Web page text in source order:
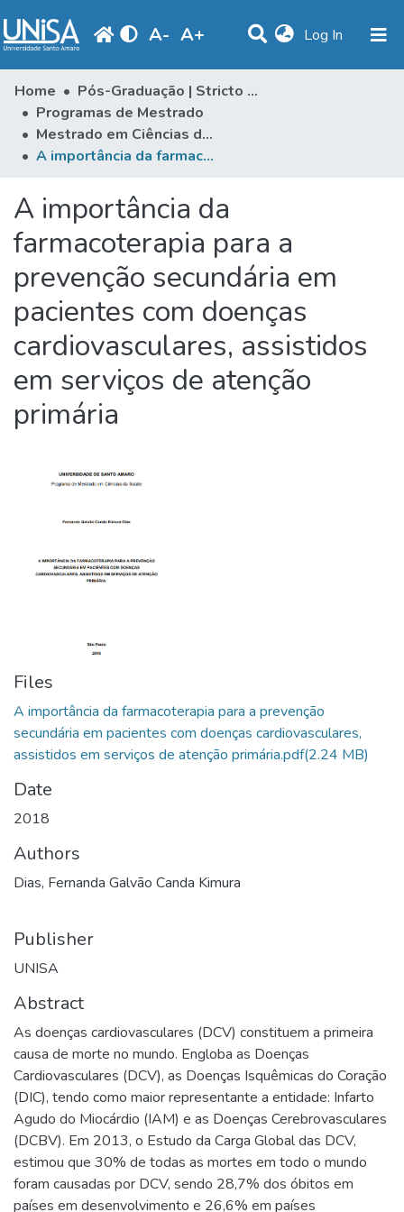
A- A+ Log In (current)
Communities & Collections
Statistics
Browse
Produção Docente
Library
Periodicals
Home
Pós-Graduação | Stricto Sensu
Programas de Mestrado
Mestrado em Ciências da Saúde
A importância da farmacoterapia para a prevenção secundária em pacientes com doenças cardiovasculares, assistidos em serviços de atenção primária
A importância da
farmacoterapia para a
prevenção secundária em
pacientes com doenças
cardiovasculares, assistidos
em serviços de atenção
primária
Files
A importância da farmacoterapia para a prevenção
secundária em pacientes com doenças cardiovasculares,
assistidos em serviços de atenção primária.pdf(2.24 MB)
Date
2018
Authors
Dias, Fernanda Galvão Canda Kimura
Publisher
UNISA
Abstract
As doenças cardiovasculares (DCV) constituem a primeira
causa de morte no mundo. Engloba as Doenças
Cardiovasculares (DCV), as Doenças Isquêmicas do Coração
(DIC), tendo como maior representante a entidade: Infarto
Agudo do Miocárdio (IAM) e as Doenças Cerebrovasculares
(DCBV). Em 2013, o Estudo da Carga Global das DCV,
estimou que 30% de todas as mortes em todo o mundo
foram causadas por DCV, sendo 28,7% dos óbitos em
países em desenvolvimento e 26,6% em países